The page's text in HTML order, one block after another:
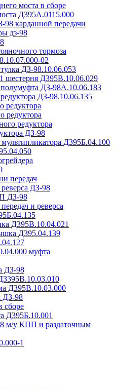
моста в сборе
Д395А.0115.000
карданной передачи
дз-98
тормоза
02
ДЗ-98.10.06.053
шестерня Д395В.10.06.029
ДЗ-98А.10.06.183
ДЗ-98.10.06.135
редуктора
редуктора
редуктора
ДЗ-98
Д395Б.04.100
передач
ДЗ-98
ДЗ-98
и реверса
Д395В.10.04.021
Д395.04.139
муфта
ДЗ-98
Д395В.10.03.000
ДЗ-98
сборе
Д395Б.10.001
м/у КПП и раздаточным
1